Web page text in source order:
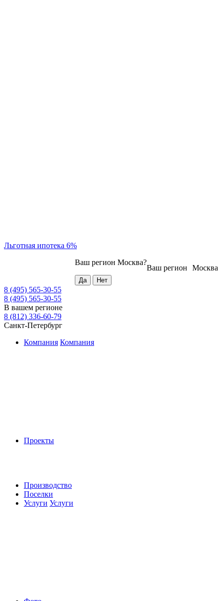
Льготная ипотека 6%
Москва
Ваш регион
Ваш регион Москва?
8 (495) 565-30-55
8 (495) 565-30-55
В вашем регионе
8 (812) 336-60-79
Санкт-Петербург
Компания Компания
Проекты
Производство
Поселки
Услуги Услуги